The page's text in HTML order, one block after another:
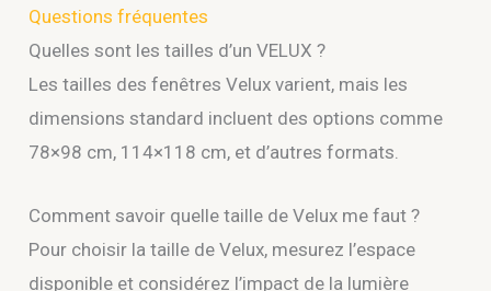
Questions fréquentes
Quelles sont les tailles d’un VELUX ?
Les tailles des fenêtres Velux varient, mais les
dimensions standard incluent des options comme
78×98 cm, 114×118 cm, et d’autres formats.
Comment savoir quelle taille de Velux me faut ?
Pour choisir la taille de Velux, mesurez l’espace
disponible et considérez l’impact de la lumière